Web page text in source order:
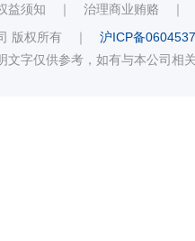
益须知 ｜ 治理商业贿赂
版权所有 ｜ 沪ICP备
文字仅供参考，如有与本公司相